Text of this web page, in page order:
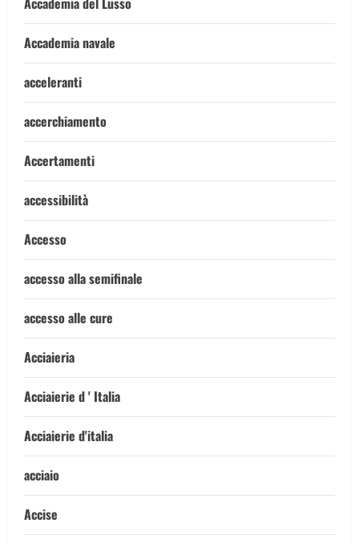
Accademia navale
acceleranti
accerchiamento
Accertamenti
accessibilità
Accesso
accesso alla semifinale
accesso alle cure
Acciaieria
Acciaierie d ' Italia
Acciaierie d'italia
acciaio
Accise